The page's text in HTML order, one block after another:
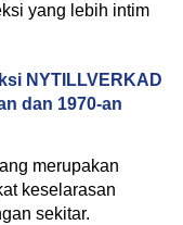
yang lebih intim
NYTILLVERKAD
dan 1970-an
merupakan
keselarasan
sekitar.